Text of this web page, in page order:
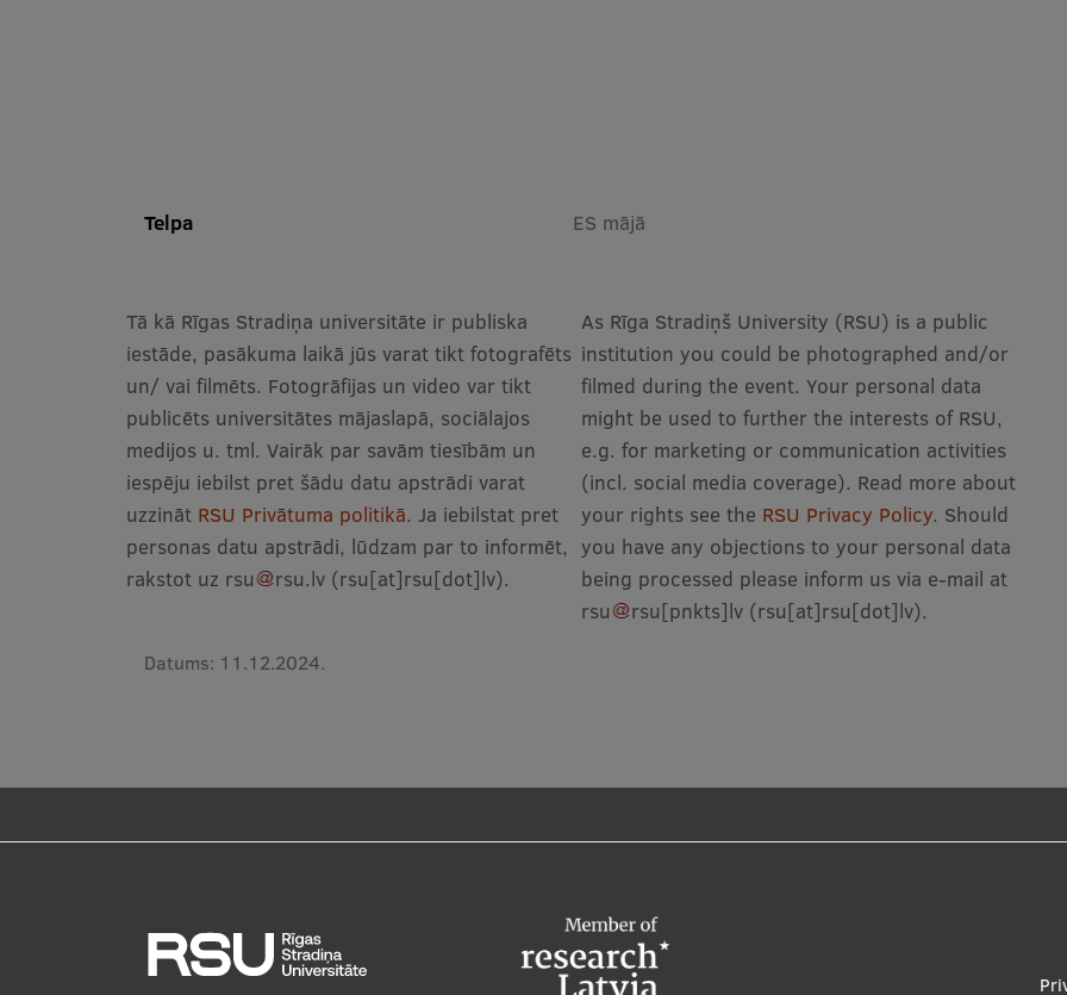
Telpa ES mājā
Tā kā Rīgas Stradiņa universitāte ir publiska
iestāde, pasākuma laikā jūs varat tikt fotografēts
un/ vai filmēts. Fotogrāfijas un video var tikt
publicēts universitātes mājaslapā, sociālajos
medijos u. tml. Vairāk par savām tiesībām un
iespēju iebilst pret šādu datu apstrādi varat
uzzināt RSU Privātuma politikā. Ja iebilstat pret
personas datu apstrādi, lūdzam par to informēt,
rakstot uz rsu rsu.lv(rsu[at]rsu[dot]lv).
As Rīga Stradiņš University (RSU) is a public
institution you could be photographed and/or
filmed during the event. Your personal data
might be used to further the interests of RSU,
e.g. for marketing or communication activities
(incl. social media coverage). Read more about
your rights see the RSU Privacy Policy. Should
you have any objections to your personal data
being processed please inform us via e-mail at
rsu
rsu[pnkts]lv(rsu[at]rsu[dot]lv).
Datums: 11.12.2024.